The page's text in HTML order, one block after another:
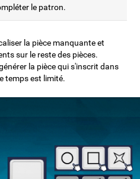
le patron.
la pièce manquante et
sur le reste des pièces.
la pièce qui s'inscrit dans
temps est limité.